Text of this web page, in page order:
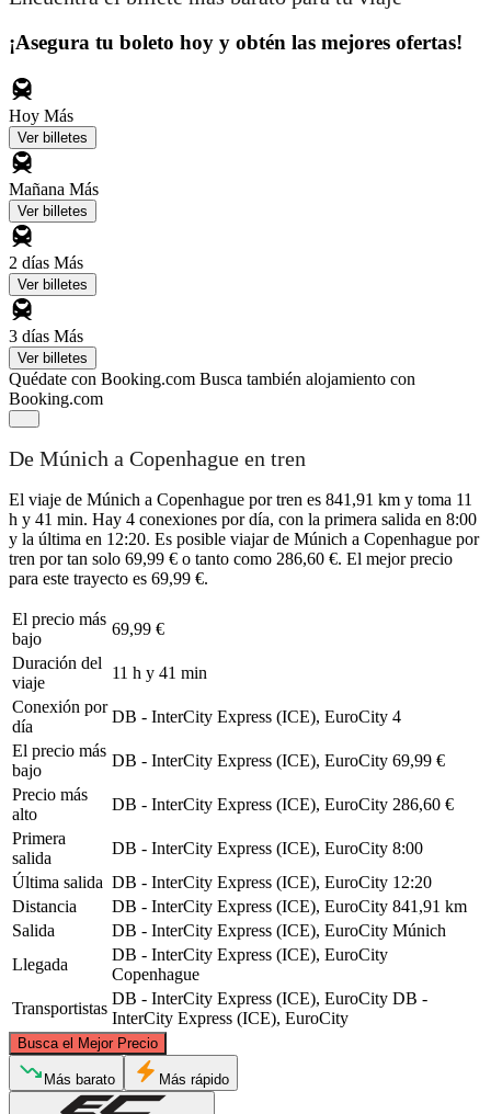
¡Asegura tu boleto hoy y obtén las mejores ofertas!
Hoy Más
Ver billetes
Mañana Más
Ver billetes
2 días Más
Ver billetes
3 días Más
Ver billetes
Quédate con Booking.com Busca también alojamiento con
Booking.com
De Múnich a Copenhague en tren
El viaje de Múnich a Copenhague por tren es 841,91 km y toma 11
h y 41 min. Hay 4 conexiones por día, con la primera salida en 8:00
y la última en 12:20. Es posible viajar de Múnich a Copenhague por
tren por tan solo 69,99 € o tanto como 286,60 €. El mejor precio
para este trayecto es 69,99 €.
El precio más
bajo
69,99 €
Duración del
viaje
11 h y 41 min
Conexión por
día
DB - InterCity Express (ICE), EuroCity 4
El precio más
bajo
DB - InterCity Express (ICE), EuroCity 69,99 €
Precio más
alto
DB - InterCity Express (ICE), EuroCity 286,60 €
Primera
salida
DB - InterCity Express (ICE), EuroCity 8:00
Última salida DB - InterCity Express (ICE), EuroCity 12:20
Distancia
DB - InterCity Express (ICE), EuroCity 841,91 km
Salida
DB - InterCity Express (ICE), EuroCity Múnich
Llegada
DB - InterCity Express (ICE), EuroCity
Copenhague
Transportistas
DB - InterCity Express (ICE), EuroCity DB -
InterCity Express (ICE), EuroCity
Busca el Mejor Precio
©CARTO, ©OpenStreetMap
Más barato Más rápido